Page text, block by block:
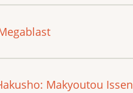
Makyoutou Issen